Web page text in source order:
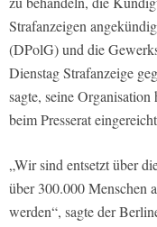
Strafanzeigen
(DPolG) und die
Dienstag Strafanzeige
sagte, seine
beim Presserat
„Wir sind entsetzt über
über 300.000 Menschen
werden“, sagte der